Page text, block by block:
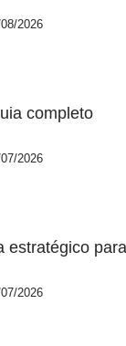
2026
completo
2026
estratégico
2026